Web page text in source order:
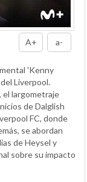
A+ a-
'Kenny
Liverpool.
el largometraje
de Dalglish
FC, donde
se abordan
de Heysel y
sobre su impacto